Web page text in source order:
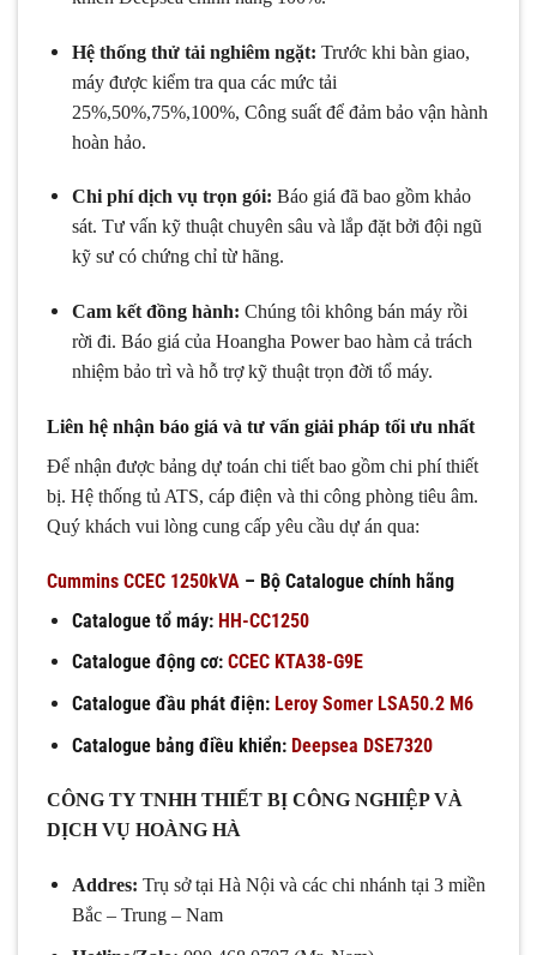
Hệ thống thử tải nghiêm ngặt: Trước khi bàn giao,
máy được kiểm tra qua các mức tải
25%,50%,75%,100%, Công suất để đảm bảo vận hành
hoàn hảo.
Chi phí dịch vụ trọn gói: Báo giá đã bao gồm khảo
sát. Tư vấn kỹ thuật chuyên sâu và lắp đặt bởi đội ngũ
kỹ sư có chứng chỉ từ hãng.
Cam kết đồng hành: Chúng tôi không bán máy rồi
rời đi. Báo giá của Hoangha Power bao hàm cả trách
nhiệm bảo trì và hỗ trợ kỹ thuật trọn đời tổ máy.
Liên hệ nhận báo giá và tư vấn giải pháp tối ưu nhất
Để nhận được bảng dự toán chi tiết bao gồm chi phí thiết
bị. Hệ thống tủ ATS, cáp điện và thi công phòng tiêu âm.
Quý khách vui lòng cung cấp yêu cầu dự án qua:
Cummins CCEC 1250kVA – Bộ Catalogue chính hãng
Catalogue tổ máy: HH-CC1250
Catalogue động cơ: CCEC KTA38-G9E
Catalogue đầu phát điện: Leroy Somer LSA50.2 M6
Catalogue bảng điều khiển: Deepsea DSE7320
CÔNG TY TNHH THIẾT BỊ CÔNG NGHIỆP VÀ
DỊCH VỤ HOÀNG HÀ
Addres: Trụ sở tại Hà Nội và các chi nhánh tại 3 miền
Bắc – Trung – Nam